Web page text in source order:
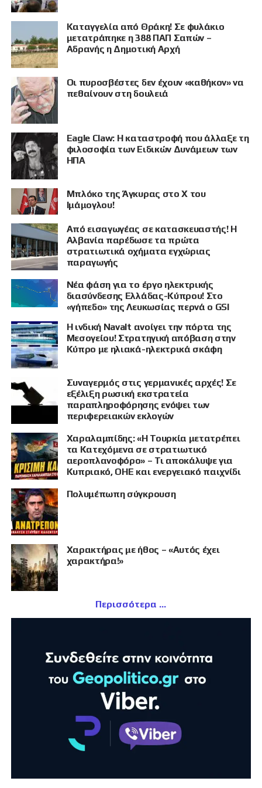
ΠΡΟΒΟΛΗ
Καταγγελία από Θράκη! Σε φυλάκιο
μετατράπηκε η 388 ΠΑΠ Σαπών –
Αδρανής η Δημοτική Αρχή
Οι πυροσβέστες δεν έχουν «καθήκον» να
πεθαίνουν στη δουλειά
Eagle Claw: Η καταστροφή που άλλαξε τη
φιλοσοφία των Ειδικών Δυνάμεων των
ΗΠΑ
Μπλόκο της Άγκυρας στο X του
Ιμάμογλου!
Από εισαγωγέας σε κατασκευαστής! Η
Αλβανία παρέδωσε τα πρώτα
στρατιωτικά οχήματα εγχώριας
παραγωγής
Νέα φάση για το έργο ηλεκτρικής
διασύνδεσης Ελλάδας-Κύπρου! Στο
«γήπεδο» της Λευκωσίας περνά ο GSI
Η ινδική Navalt ανοίγει την πόρτα της
Μεσογείου! Στρατηγική απόβαση στην
Κύπρο με ηλιακά-ηλεκτρικά σκάφη
Συναγερμός στις γερμανικές αρχές! Σε
εξέλιξη ρωσική εκστρατεία
παραπληροφόρησης ενόψει των
περιφερειακών εκλογών
Χαραλαμπίδης: «Η Τουρκία μετατρέπει
τα Κατεχόμενα σε στρατιωτικό
αεροπλανοφόρο» – Τι αποκάλυψε για
Κυπριακό, ΟΗΕ και ενεργειακό παιχνίδι
Πολυμέπωπη σύγκρουση
Χαρακτήρας με ήθος – «Αυτός έχει
χαρακτήρα!»
Περισσότερα